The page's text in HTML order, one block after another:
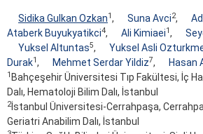
Sidika Gulkan Ozkan1, Suna Avci2,
Ataberk Buyukyatikci4, Ali Kimiaei1,
Yuksel Altuntas5, Yuksel Asli
Durak1, Mehmet Serdar Yildiz7, Hasan
1 Bahçeşehir Üniversitesi Tıp Fakültesi, İç
Dalı, Hematoloji Bilim Dalı, İstanbul
2İstanbul Üniversitesi-Cerrahpaşa,
Geriatri Anabilim Dalı, İstanbul